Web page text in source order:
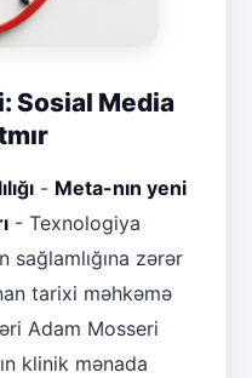
Sosial Media
- Meta-nın yeni
- Texnologiya
sağlamlığına zərər
tarixi məhkəmə
Adam Mosseri
klinik mənada